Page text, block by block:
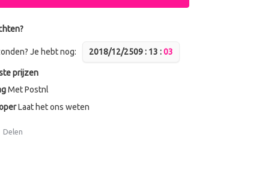
Je hebt nog: 2018/12/2509: 13 :03
prijzen
Met Postnl
Laat het ons weten
Delen